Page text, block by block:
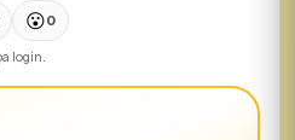
😮0
login.